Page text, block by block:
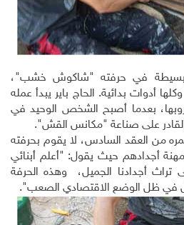
بسيطة في حرفته "شاكوش خشب"،
أدوات بدائية. الحاج باير يبدأ عمله
بعدما أصبح الشخص الوحيد في
القادر على صناعة "مكانس القش".
من العقد السادس، لا يقوم بحرفته
أجدادهم حيث يقول: "أعلم أبنائي
أجدادنا الجميل، وهذه الحرفة
في ظل الوضع الاقتصادي الصعب".